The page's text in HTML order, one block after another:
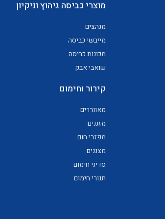
מוצרי כביסה גיהוץ וניקיון
מגהצים
מייבשי כביסה
מכונות כביסה
שואבי אבק
קירור וחימום
מאווררים
מזגנים
מפזרי חום
מצננים
סדיני חימום
תנורי חימום